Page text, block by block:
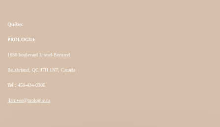
Québec
PROLOGUE
1650 boulevard Lionel-Bertrand
Boisbriand, QC J7H 1N7, Canada
Tel : 450-434-0306
jlarrivee@prologue.ca